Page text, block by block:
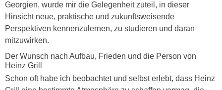
Georgien, wurde mir die Gelegenheit zuteil, in dieser
Hinsicht neue, praktische und zukunftsweisende
Perspektiven kennenzulernen, zu studieren und daran
mitzuwirken.
Der Wunsch nach Aufbau, Frieden und die Person von
Heinz Grill
Schon oft habe ich beobachtet und selbst erlebt, dass Heinz